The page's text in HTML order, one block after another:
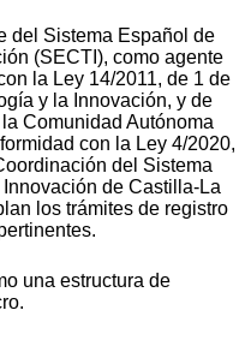
del Sistema Español de
(SECTI), como agente
la Ley 14/2011, de 1 de
y la Innovación, y de
Comunidad Autónoma
con la Ley 4/2020,
del Sistema
de Castilla-La
los trámites de registro
una estructura de